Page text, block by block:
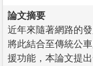
論文摘要
近年來隨著網路的
將此結合至傳統公
援功能，本論文提